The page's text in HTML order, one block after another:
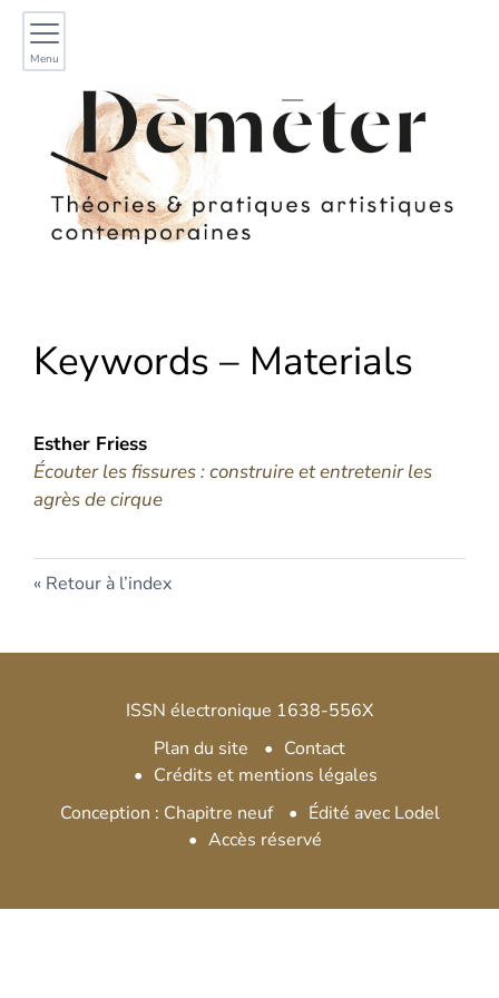
Menu
Keywords – Materials
Esther Friess
Écouter les fissures : construire et entretenir les
agrès de cirque
Retour à l’index
ISSN électronique 1638-556X
Plan du site
Contact
Crédits et mentions légales
Conception : Chapitre neuf
Édité avec Lodel
Accès réservé